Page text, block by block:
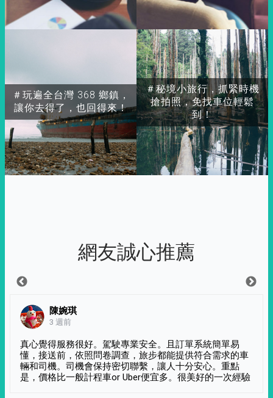
＃玩遍全台灣 368 鄉鎮，
讓你去得了，也回得來！
＃秘境小旅行，抓緊時機
搶拍照，免找車位輕鬆
到！
網友誠心推薦
陳婉琪
3 週前
真心覺得服務很好。駕駛專業安全。且訂單系統簡單易
懂，接送前，依照問卷調查，旅步都能提供符合需求的車
輛和司機。司機會保持密切聯繫，讓人十分安心。重點
是，價格比一般計程車or Uber便宜多。很美好的一次經驗